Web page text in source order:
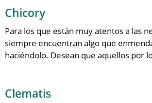
Chicory
Para los que están muy atentos a las
siempre encuentran algo que
haciéndolo. Desean que aquellos por
Clematis